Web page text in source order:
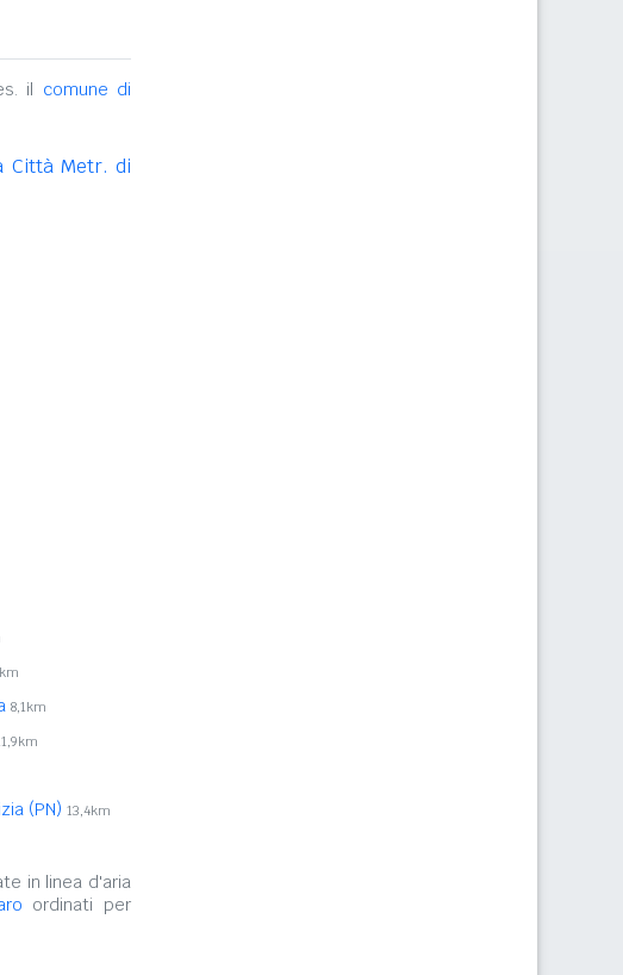
il comune di
Città Metr. di
8,1km
(PN) 13,4km
in linea d'aria
ordinati per